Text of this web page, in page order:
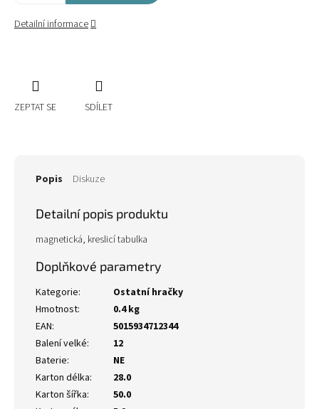
Detailní informace
ZEPTAT SE SDÍLET
Popis Diskuze
Detailní popis produktu
magnetická, kreslicí tabulka
Doplňkové parametry
Kategorie:
Ostatní hračky
Hmotnost:
0.4 kg
EAN:
5015934712344
Balení velké:
12
Baterie:
NE
Karton délka:
28.0
Karton šířka:
50.0